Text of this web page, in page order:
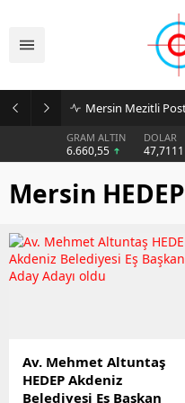
GRAM ALTIN
6.660,55
DOLAR
47,7111
Mersin HEDEP
Av. Mehmet Altuntaş
HEDEP Akdeniz
Belediyesi Eş Başkan